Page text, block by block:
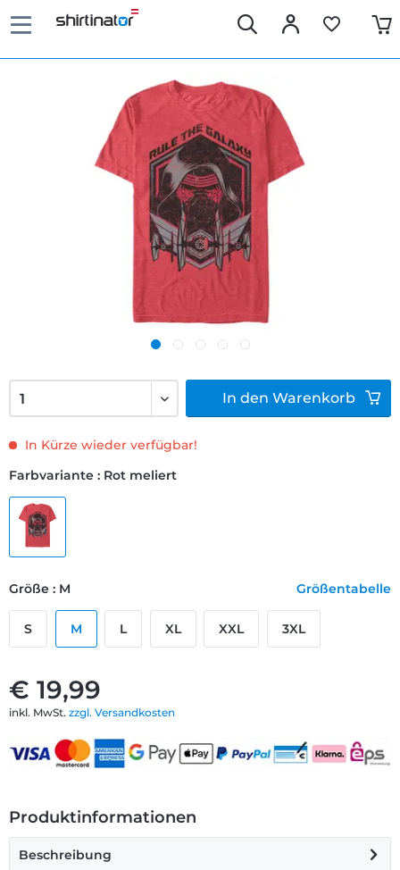
€ 19,99
inkl. MwSt. zzgl. Versandkosten
In Kürze wieder verfügbar!
Farbvariante : Rot meliert
Größe : M Größentabelle
S M L XL XXL 3XL
In den Warenkorb
Produktinformationen
Beschreibung